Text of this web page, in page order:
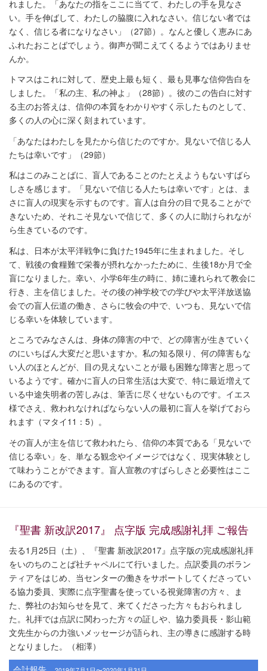
れました。「あなたの指をここに当てて、わたしの手を見なさ
い。手を伸ばして、わたしの脇腹に入れなさい。信じない者では
なく、信じる者になりなさい」（27節）。なんと優しく恵みにあ
ふれたおことばでしょう。御声が聞こえてくるようではありませ
んか。
トマスはこれに対して、歴史上最も短く、最も見事な信仰告白を
しました。「私の主、私の神よ」（28節）。彼のこの告白に対す
る主のお答えは、信仰の本質をわかりやすく示したものとして、
多くの人の心に深く刻まれています。
「あなたはわたしを見たから信じたのですか。見ないで信じる人
たちは幸いです」（29節）
私はこのみことばに、盲人であることのたとえようもないすばら
しさを感じます。「見ないで信じる人たちは幸いです」とは、ま
さに盲人の現実を示すものです。盲人は自分の目で見ることがで
きないため、それこそ見ないで信じて、多くの人に助けられなが
ら生きているのです。
私は、日本が太平洋戦争に負けた1945年に生まれました。そし
て、戦後の食糧難で栄養が摂れなかったために、生後18か月で全
盲になりました。幸い、小学6年生の時に、姉に連れられて教会に
行き、主を信じました。その後の神学校での学びや太平洋放送協
会での盲人伝道の働き、さらに牧会の中で、いつも、見ないで信
じる幸いを体験しています。
ところでみなさんは、身体の障害の中で、どの障害が生きていく
のにいちばん大変だと思いますか。私の知る限り、何の障害もな
い人のほとんどが、目の見えないことが最も困難な障害と思って
いるようです。確かに盲人の日常生活は大変で、特に最近増えて
いる中途失明者の苦しみは、筆舌に尽くせないものです。イエス
様でさえ、救われなければならない人の最初に盲人を挙げておら
れます（マタイ11：5）。
その盲人が主を信じて救われたら、信仰の本質である「見ないで
信じる幸い」を、単なる観念やイメージではなく、現実体験とし
て味わうことができます。盲人宣教のすばらしさと必要性はここ
にあるのです。
『聖書 新改訳2017』 点字版 完成感謝礼拝 ご報告
去る1月25日（土）、『聖書 新改訳2017』点字版の完成感謝礼拝
をいのちのことば社チャペルにて行いました。点訳委員のボラン
ティアをはじめ、当センターの働きをサポートしてくださってい
る協力委員、実際に点字聖書を使っている視覚障害の方々、ま
た、弊社のお知らせを見て、来てくださった方々もおられまし
た。礼拝では点訳に関わった方々の証しや、協力委員長・影山範
文先生からの力強いメッセージが語られ、主の導きに感謝する時
となりました。（相澤）